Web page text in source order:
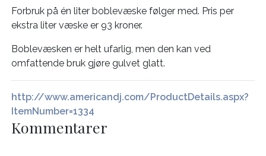
Forbruk på én liter boblevæske følger med. Pris per
ekstra liter væske er 93 kroner.
Boblevæsken er helt ufarlig, men den kan ved
omfattende bruk gjøre gulvet glatt.
http://www.americandj.com/ProductDetails.aspx?
ItemNumber=1334
Kommentarer